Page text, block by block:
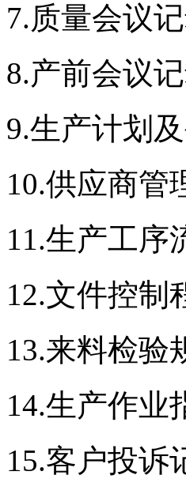
7.质量会议
8.产前会议
9.生产计划
10.供应商管
11.生产工序
12.文件控制
13.来料检验
14.生产作业
15.客户投诉